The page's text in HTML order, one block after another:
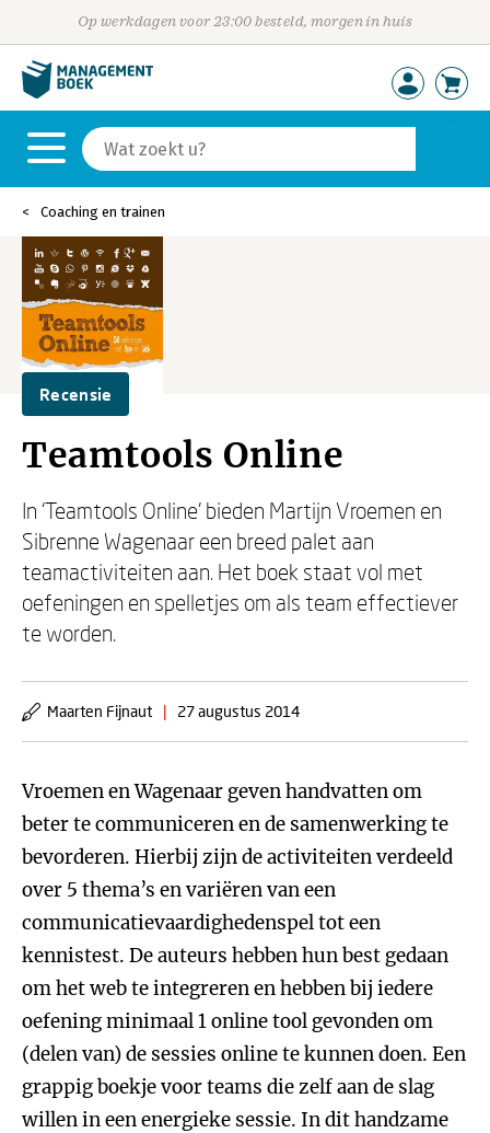
Op werkdagen voor 23:00 besteld, morgen in huis
Coaching en trainen
Recensie
Teamtools Online
In ‘Teamtools Online’ bieden Martijn Vroemen en
Sibrenne Wagenaar een breed palet aan
teamactiviteiten aan. Het boek staat vol met
oefeningen en spelletjes om als team effectiever
te worden.
Maarten Fijnaut | 27 augustus 2014
Vroemen en Wagenaar geven handvatten om
beter te communiceren en de samenwerking te
bevorderen. Hierbij zijn de activiteiten verdeeld
over 5 thema’s en variëren van een
communicatievaardighedenspel tot een
kennistest. De auteurs hebben hun best gedaan
om het web te integreren en hebben bij iedere
oefening minimaal 1 online tool gevonden om
(delen van) de sessies online te kunnen doen. Een
grappig boekje voor teams die zelf aan de slag
willen in een energieke sessie. In dit handzame